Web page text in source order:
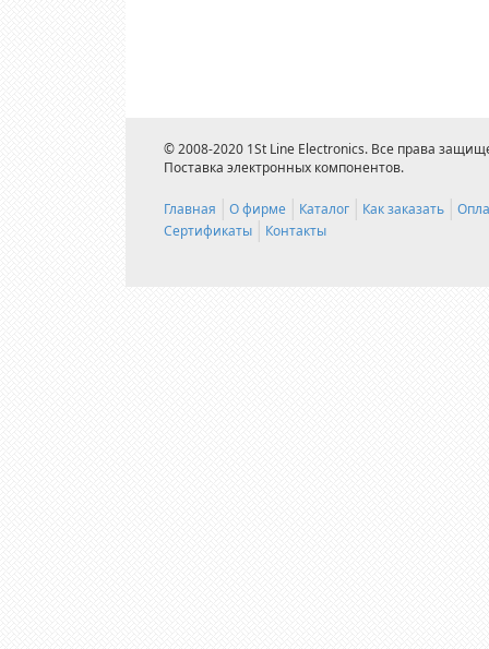
© 2008-2020 1St Line Electronics. Все права
Поставка электронных компонентов.
Главная О фирме Каталог Как заказать
Сертификаты
Контакты